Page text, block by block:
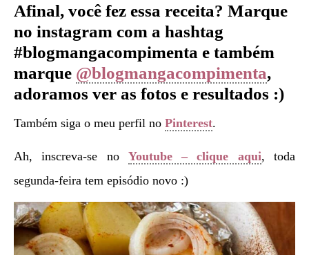
Afinal, você fez essa receita? Marque
no instagram com a hashtag
#blogmangacompimenta e também
marque @blogmangacompimenta,
adoramos ver as fotos e resultados :)
Também siga o meu perfil no Pinterest.
Ah, inscreva-se no Youtube – clique aqui, toda
segunda-feira tem episódio novo :)